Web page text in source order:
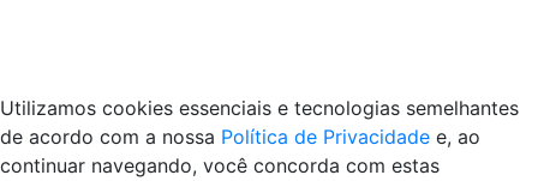
Utilizamos cookies essenciais e tecnologias semelhantes
de acordo com a nossa Política de Privacidade e, ao
continuar navegando, você concorda com estas